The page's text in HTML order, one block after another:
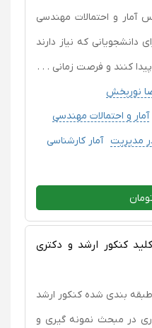
آمار و احتمالات مهندسی
دانشجویانی که نیاز دارند
کنند و فرصت زمانی . . .
نوربخش
آمار و احتمالات مهندسی
مدیریت آمار کارشناسی
کنکور ارشد و دکتری
بندی شده کنکور ارشد
در مبحث نمونه گیری و